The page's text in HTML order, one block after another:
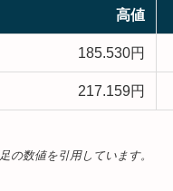
高値
185.530円
217.159円
の数値を引用しています。